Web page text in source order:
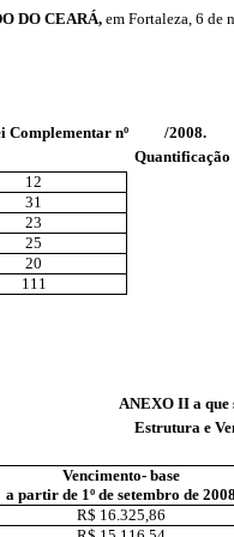
DO CEARÁ,em Fortaleza, 6 de
Complementar nº /2008.
Quantificação
12
31
23
25
20
111
ANEXO II a
Estrutura e
Vencimento- base
a partir de 1º de setembro de 2008
R$ 16.325,86